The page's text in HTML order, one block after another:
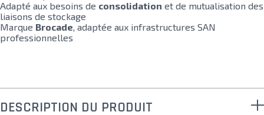
Adapté aux besoins de consolidation et de mutualisation des
liaisons de stockage
Marque Brocade, adaptée aux infrastructures SAN
professionnelles
DESCRIPTION DU PRODUIT